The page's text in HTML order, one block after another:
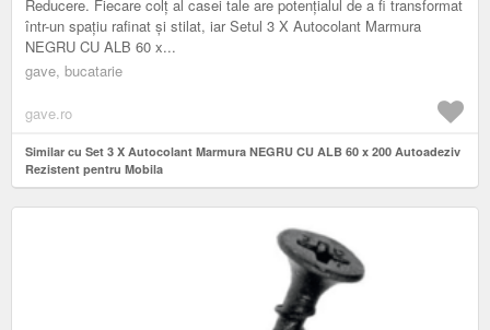
Reducere. Fiecare colț al casei tale are potențialul de a fi transformat
într-un spațiu rafinat și stilat, iar Setul 3 X Autocolant Marmura
NEGRU CU ALB 60 x...
gave, bucatarie
gave.ro
Similar cu Set 3 X Autocolant Marmura NEGRU CU ALB 60 x 200 Autoadeziv
Rezistent pentru Mobila